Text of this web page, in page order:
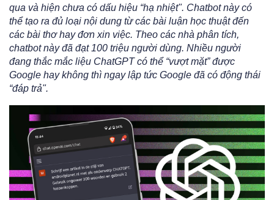
qua và hiện chưa có dấu hiệu “hạ nhiệt". Chatbot này có
thể tạo ra đủ loại nội dung từ các bài luận học thuật đến
các bài thơ hay đơn xin việc. Theo các nhà phân tích,
chatbot này đã đạt 100 triệu người dùng. Nhiều người
đang thắc mắc liệu ChatGPT có thể “vượt mặt” được
Google hay không thì ngay lập tức Google đã có động thái
“đáp trả".